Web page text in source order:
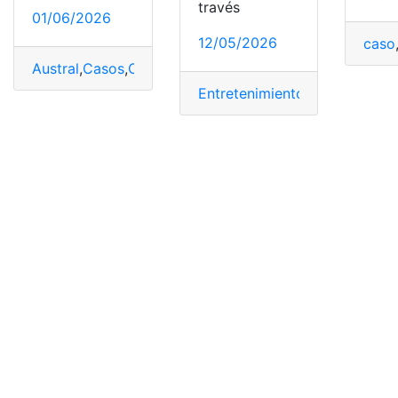
01/06/2026
Austral,Casos,Corrupción,Debate,Ecuador, energético,
través
12/05/2026
Entretenimiento
caso,